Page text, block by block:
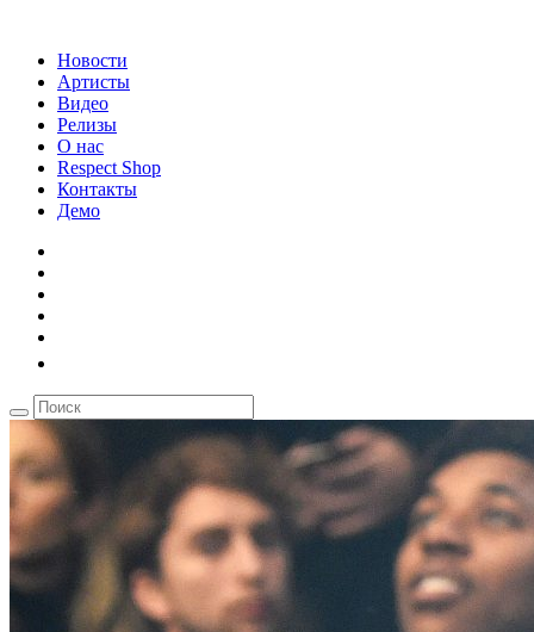
Новости
Артисты
Видео
Релизы
О нас
Respect Shop
Контакты
Демо